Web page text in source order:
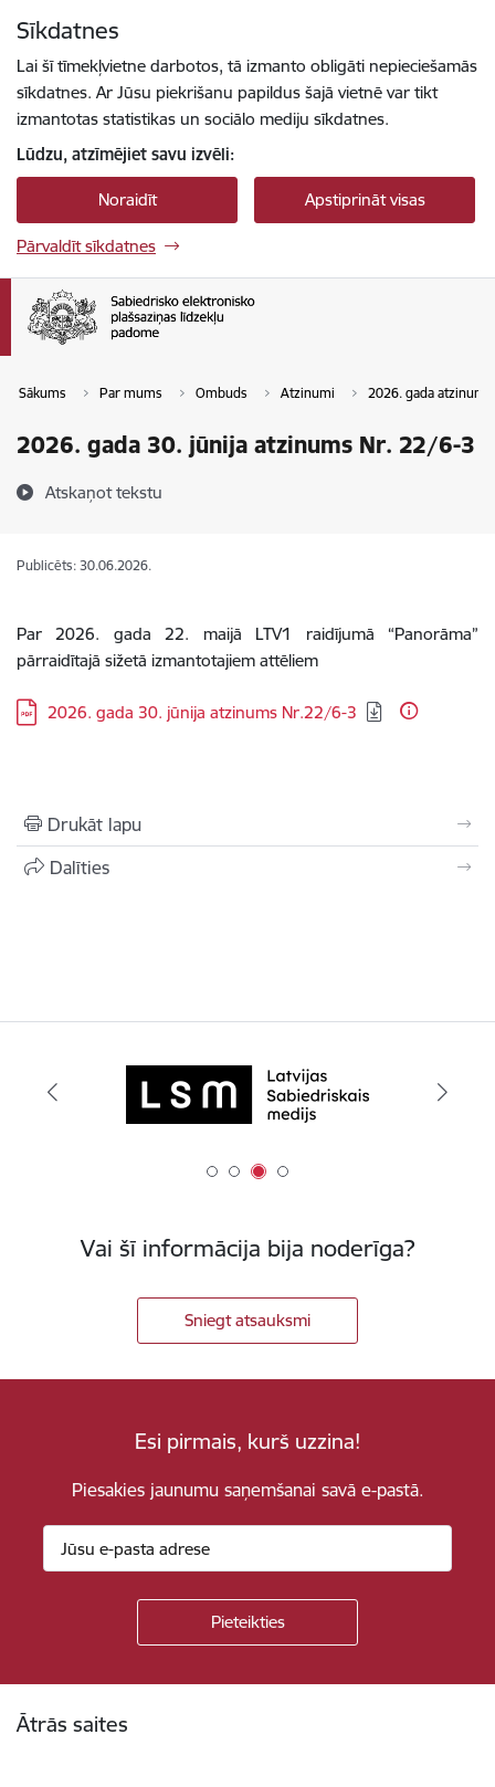
Sīkdatnes
Lai šī tīmekļvietne darbotos, tā izmanto obligāti nepieciešamās
sīkdatnes. Ar Jūsu piekrišanu papildus šajā vietnē var tikt
izmantotas statistikas un sociālo mediju sīkdatnes.
Lūdzu, atzīmējiet savu izvēli:
Noraidīt Apstiprināt visas
Pārvaldīt sīkdatnes
Sākums Par mums Ombuds Atzinumi 2026. gada atzinumi
2026. gada 30. jūnija atzinums Nr. 22/6-3
Atskaņot tekstu
Publicēts: 30.06.2026.
Par 2026. gada 22. maijā LTV1 raidījumā “Panorāma”
pārraidītajā sižetā izmantotajiem attēliem
Lejupielādēt:
2026. gada 30. jūnija atzinums Nr.22/6-3
Drukāt lapu
Dalīties
Vai šī informācija bija noderīga?
Sniegt atsauksmi
Esi pirmais, kurš uzzina!
Piesakies jaunumu saņemšanai savā e-pastā.
Ātrās saites